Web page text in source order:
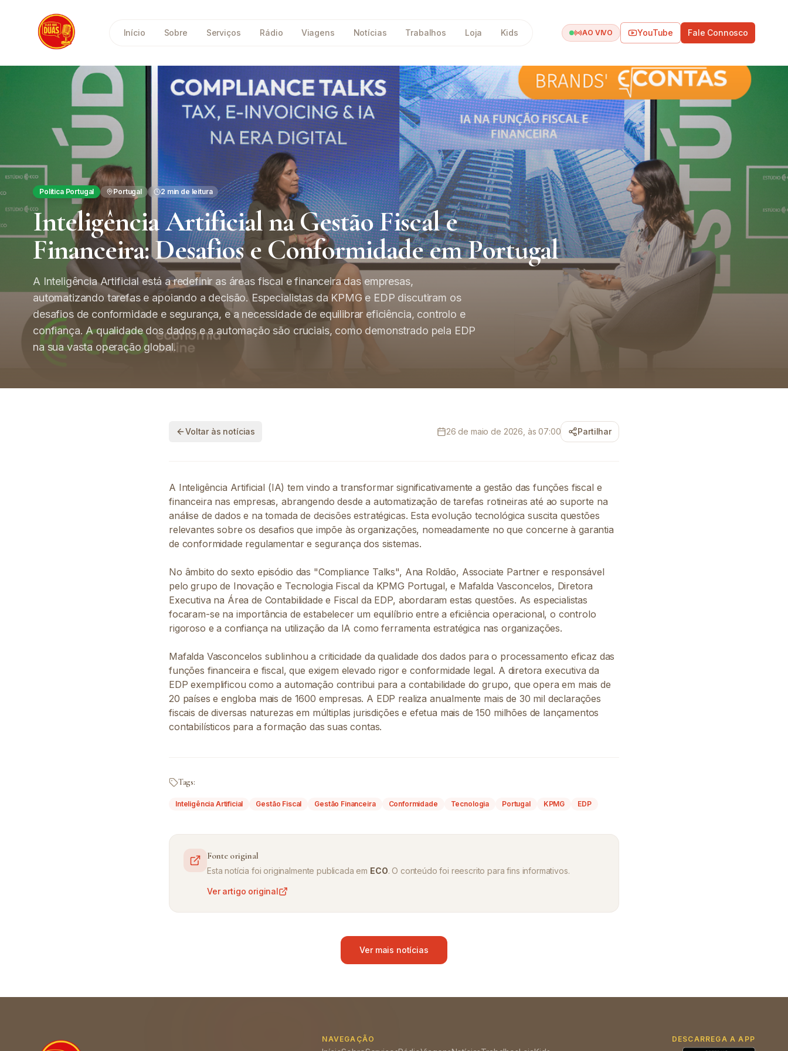
Início Sobre Serviços Rádio Viagens Notícias Trabalhos Loja Kids AO VIVO YouTube Fale Connosco
Política Portugal Portugal 2 min de leitura
Inteligência Artificial na Gestão Fiscal e
Financeira: Desafios e Conformidade em Portugal
A Inteligência Artificial está a redefinir as áreas fiscal e financeira das empresas,
automatizando tarefas e apoiando a decisão. Especialistas da KPMG e EDP discutiram os
desafios de conformidade e segurança, e a necessidade de equilibrar eficiência, controlo e
confiança. A qualidade dos dados e a automação são cruciais, como demonstrado pela EDP
na sua vasta operação global.
Voltar às notícias 26 de maio de 2026, às 07:00 Partilhar
A Inteligência Artificial (IA) tem vindo a transformar significativamente a gestão das funções fiscal e
financeira nas empresas, abrangendo desde a automatização de tarefas rotineiras até ao suporte na
análise de dados e na tomada de decisões estratégicas. Esta evolução tecnológica suscita questões
relevantes sobre os desafios que impõe às organizações, nomeadamente no que concerne à garantia
de conformidade regulamentar e segurança dos sistemas.
No âmbito do sexto episódio das "Compliance Talks", Ana Roldão, Associate Partner e responsável
pelo grupo de Inovação e Tecnologia Fiscal da KPMG Portugal, e Mafalda Vasconcelos, Diretora
Executiva na Área de Contabilidade e Fiscal da EDP, abordaram estas questões. As especialistas
focaram-se na importância de estabelecer um equilíbrio entre a eficiência operacional, o controlo
rigoroso e a confiança na utilização da IA como ferramenta estratégica nas organizações.
Mafalda Vasconcelos sublinhou a criticidade da qualidade dos dados para o processamento eficaz das
funções financeira e fiscal, que exigem elevado rigor e conformidade legal. A diretora executiva da
EDP exemplificou como a automação contribui para a contabilidade do grupo, que opera em mais de
20 países e engloba mais de 1600 empresas. A EDP realiza anualmente mais de 30 mil declarações
fiscais de diversas naturezas em múltiplas jurisdições e efetua mais de 150 milhões de lançamentos
contabilísticos para a formação das suas contas.
Tags:
Inteligência Artificial Gestão Fiscal Gestão Financeira Conformidade Tecnologia Portugal KPMG EDP
Fonte original
Esta notícia foi originalmente publicada em ECO. O conteúdo foi reescrito para fins informativos.
Ver artigo original
Ver mais notícias
NAVEGAÇÃO DESCARREGA A APP